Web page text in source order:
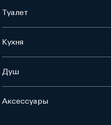
Туалет
Кухня
Душ
Аксессуары